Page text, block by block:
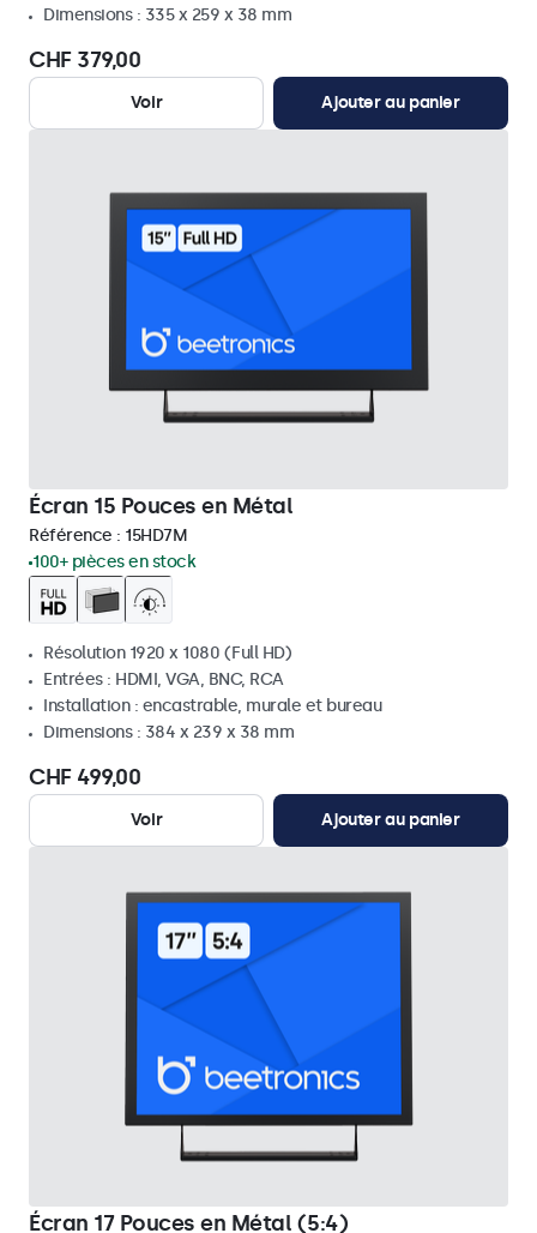
Dimensions : 335 x 259 x 38 mm
CHF 379,00
Voir Ajouter au panier
Écran 15 Pouces en Métal
Référence : 15HD7M
100+ pièces en stock
Résolution 1920 x 1080 (Full HD)
Entrées : HDMI, VGA, BNC, RCA
Installation : encastrable, murale et bureau
Dimensions : 384 x 239 x 38 mm
CHF 499,00
Voir Ajouter au panier
Écran 17 Pouces en Métal (5:4)